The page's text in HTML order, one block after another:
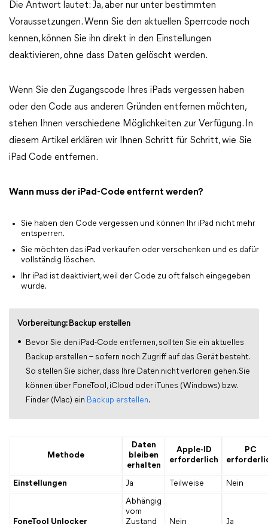
Die Antwort lautet: Ja, aber nur unter bestimmten
Voraussetzungen. Wenn Sie den aktuellen Sperrcode noch
kennen, können Sie ihn direkt in den Einstellungen
deaktivieren, ohne dass Daten gelöscht werden.
Wenn Sie den Zugangscode Ihres iPads vergessen haben
oder den Code aus anderen Gründen entfernen möchten,
stehen Ihnen verschiedene Möglichkeiten zur Verfügung. In
diesem Artikel erklären wir Ihnen Schritt für Schritt, wie Sie
iPad Code entfernen.
Wann muss der iPad-Code entfernt werden?
Sie haben den Code vergessen und können Ihr iPad nicht mehr
entsperren.
Sie möchten das iPad verkaufen oder verschenken und es dafür
vollständig löschen.
Ihr iPad ist deaktiviert, weil der Code zu oft falsch eingegeben
wurde.
Vorbereitung: Backup erstellen
Bevor Sie den iPad-Code entfernen, sollten Sie ein aktuelles
Backup erstellen – sofern noch Zugriff auf das Gerät besteht.
So stellen Sie sicher, dass Ihre Daten nicht verloren gehen. Sie
können über FoneTool, iCloud oder iTunes (Windows) bzw.
Finder (Mac) ein Backup erstellen.
Methode
Daten
bleiben
erhalten
Apple-ID
erforderlich
PC
Einstellungen Ja Teilweise Nein
FoneTool Unlocker
Abhängig
vom
Zustand
Nein Ja